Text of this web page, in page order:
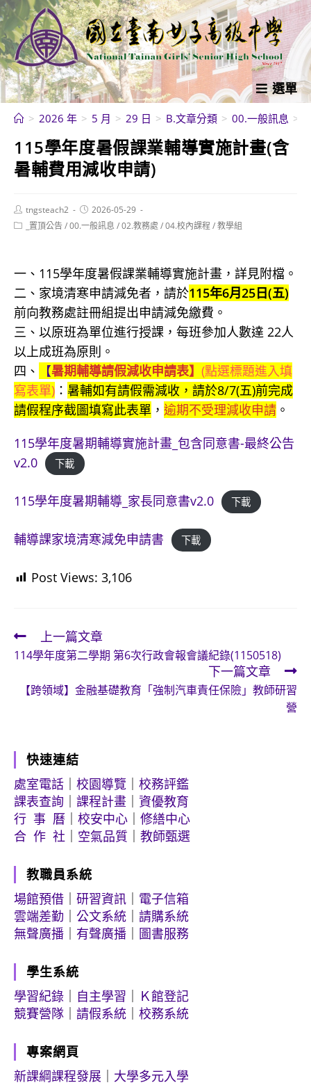
跳
轉
至
主
要
內
選單
> 2026 年 > 5 月 > 29 日 > B.文章分類 > 00.一般訊息 >
115學年度暑假課業輔導實施計畫(含
暑輔費用減收申請)
Post
author:
tngsteach2
Post
published:
2026-05-29
Post _置頂公告/00.一般訊息 /02.教務處 /04.校內課程 /教學組
一、115學年度暑假課業輔導實施計畫，詳見附檔。
二、家境清寒申請減免者，請於115年6月25日(五)
前向教務處註冊組提出申請減免繳費。
三、以原班為單位進行授課，每班參加人數達 22人
以上成班為原則。
四、
【暑期輔導請假減收申請表】 (點選標題進入填
寫表單) ： 暑輔如有請假需減收，請於8/7(五)前完成
請假程序截圖填寫此表單 ， 逾期不受理減收申請 。
115學年度暑期輔導實施計畫_包含同意書-最終公告
v2.0
下載
115學年度暑期輔導_家長同意書v2.0 下載
輔導課家境清寒減免申請書 下載
Post Views: 3,106
Read
more
articles
上一篇文章
114學年度第二學期 第6次行政會報會議紀錄(1150518)
下一篇文章
【跨領域】金融基礎教育「強制汽車責任保險」教師研習
營
快速連結
處室電話
校園導覽
校務評鑑
課表查詢
課程計畫
資優教育
行 事 曆
校安中心
修繕中心
合 作 社
空氣品質 教師甄選
教職員系統
場館預借
研習資訊
電子信箱
雲端差勤
公文系統
請購系統
無聲廣播
有聲廣播 圖書服務
學生系統
學習紀錄
自主學習
Ｋ館登記
競賽營隊
請假系統 校務系統
專案網頁
新課綱課程發展
大學多元入學